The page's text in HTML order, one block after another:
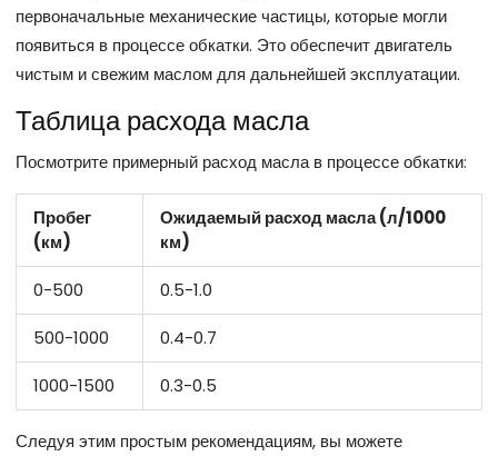
первоначальные механические частицы, которые могли
появиться в процессе обкатки. Это обеспечит двигатель
чистым и свежим маслом для дальнейшей эксплуатации.
Таблица расхода масла
Посмотрите примерный расход масла в процессе обкатки:
Пробег
(км)
Ожидаемый расход масла (л/1000
км)
0-500 0.5-1.0
500-1000 0.4-0.7
1000-1500 0.3-0.5
Следуя этим простым рекомендациям, вы можете